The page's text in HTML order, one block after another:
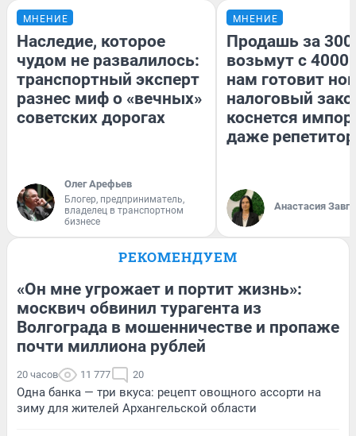
МНЕНИЕ
Наследие, которое
чудом не развалилось:
транспортный эксперт
разнес миф о «вечных»
советских дорогах
Олег Арефьев
Блогер, предприниматель,
владелец в транспортном
бизнесе
МНЕНИЕ
Продашь за
возьмут с
нам готовит
налоговый
коснется
даже
Анастасия
РЕКОМЕНДУЕМ
«Он мне угрожает и портит жизнь»:
москвич обвинил турагента из
Волгограда в мошенничестве и пропаже
почти миллиона рублей
20 часов 11 777 20
Одна банка — три вкуса: рецепт овощного ассорти на
зиму для жителей Архангельской области